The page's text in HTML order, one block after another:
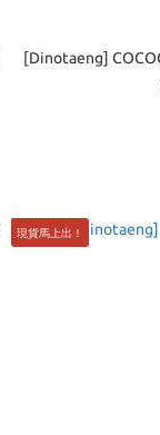
現貨馬上出！